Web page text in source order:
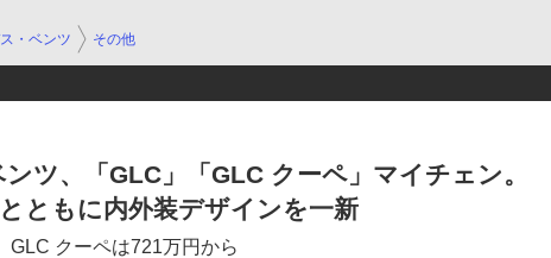
・ベンツ その他
ツ、「GLC」「GLC クーペ」マイチェン。
とともに内外装デザインを一新
GLC クーペは721万円から